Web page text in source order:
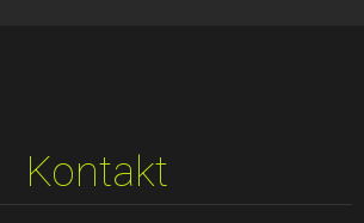
Kontakt